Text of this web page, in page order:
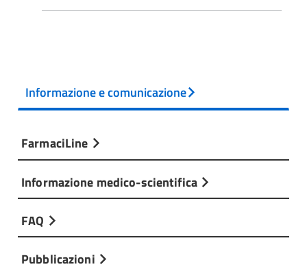
Informazione e comunicazione
FarmaciLine
Informazione medico-scientifica
FAQ
Pubblicazioni